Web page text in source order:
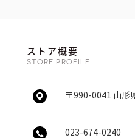
ストア概要
STORE PROFILE
〒990-0041 山形
023-674-0240